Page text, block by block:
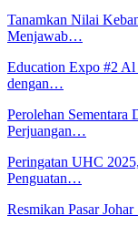
Tanamkan Nilai
Menjawab…
Education Expo #2 Al
dengan…
Perolehan
Perjuangan…
Peringatan UHC
Penguatan…
Resmikan Pasar